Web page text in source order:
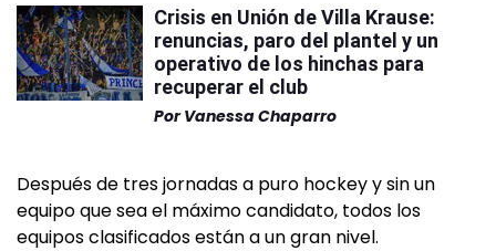
Crisis en Unión de Villa Krause:
renuncias, paro del plantel y un
operativo de los hinchas para
recuperar el club
Por Vanessa Chaparro
Después de tres jornadas a puro hockey y sin un
equipo que sea el máximo candidato, todos los
equipos clasificados están a un gran nivel.